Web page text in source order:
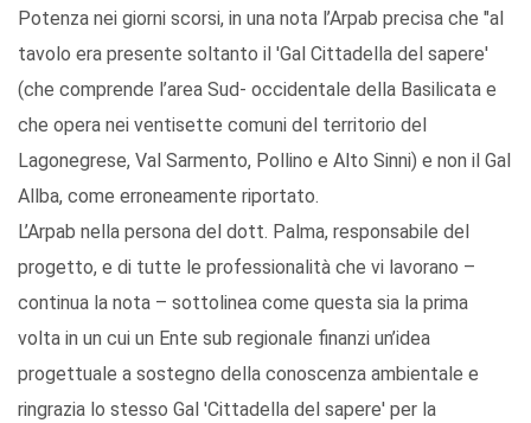
Potenza nei giorni scorsi, in una nota l’Arpab precisa che "al
tavolo era presente soltanto il 'Gal Cittadella del sapere'
(che comprende l’area Sud- occidentale della Basilicata e
che opera nei ventisette comuni del territorio del
Lagonegrese, Val Sarmento, Pollino e Alto Sinni) e non il Gal
Allba, come erroneamente riportato.
L’Arpab nella persona del dott. Palma, responsabile del
progetto, e di tutte le professionalità che vi lavorano –
continua la nota – sottolinea come questa sia la prima
volta in un cui un Ente sub regionale finanzi un’idea
progettuale a sostegno della conoscenza ambientale e
ringrazia lo stesso Gal 'Cittadella del sapere' per la